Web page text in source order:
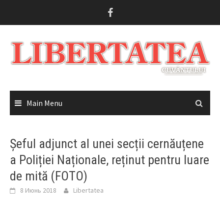
Main Menu
Șeful adjunct al unei secții cernăuțene
a Poliției Naționale, reținut pentru luare
de mită (FOTO)
8 Июнь 2018 Libertatea